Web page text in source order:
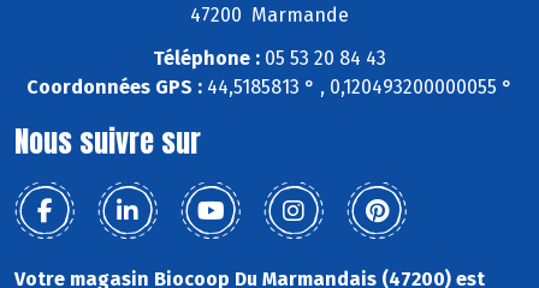
47200 Marmande
Téléphone : 05 53 20 84 43
Coordonnées GPS : 44,5185813 ° , 0,120493200000055 °
Nous suivre sur
Votre magasin Biocoop Du Marmandais (47200) est